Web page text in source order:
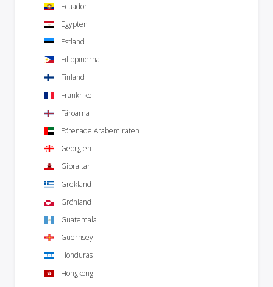
Ecuador
Egypten
Estland
Filippinerna
Finland
Frankrike
Färöarna
Förenade Arabemiraten
Georgien
Gibraltar
Grekland
Grönland
Guatemala
Guernsey
Honduras
Hongkong